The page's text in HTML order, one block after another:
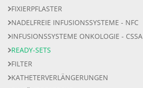
FIXIERPFLASTER
NADELFREIE INFUSIONSSYSTEME - NFC
INFUSIONSSYSTEME ONKOLOGIE - CSSA
READY-SETS
FILTER
KATHETERVERLÄNGERUNGEN